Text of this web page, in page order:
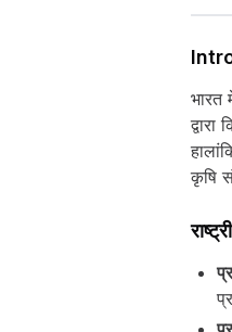
भारत
कृषि